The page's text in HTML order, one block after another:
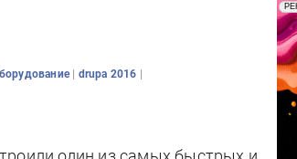
| drupa 2016 |